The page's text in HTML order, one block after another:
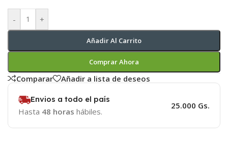
- +
Añadir Al Carrito
Comprar Ahora
Comparar Añadir a lista de deseos
Envios a todo el país
Hasta 48 horas hábiles.
25.000 Gs.